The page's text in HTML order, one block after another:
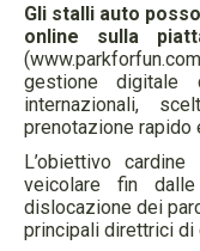
Gli stalli auto
online sulla
gestione
internazionali,
prenotazione rapido
L’obiettivo
veicolare fin
dislocazione dei
principali direttrici di